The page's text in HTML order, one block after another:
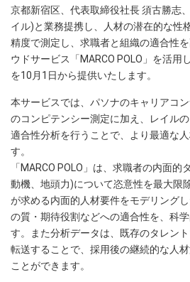
京都新宿区、代表取締役社長 須古勝志、
イル)と業務提携し、人材の潜在的な性
精度で測定し、求職者と組織の適合性
ウドサービス「MARCO POLO」を活用
を10月1日から提供いたします。
本サービスでは、パソナのキャリアコ
のコンピテンシー測定に加え、レイルの
適合性分析を行うことで、より最適な
す。
「MARCO POLO」は、求職者の内面的
動機、地頭力)について恣意性を最大限
が求める内面的人材要件をモデリング
の質・期待役割などへの適合性を、科
す。また分析データは、既存のタレン
転送することで、採用後の継続的な人
ことができます。